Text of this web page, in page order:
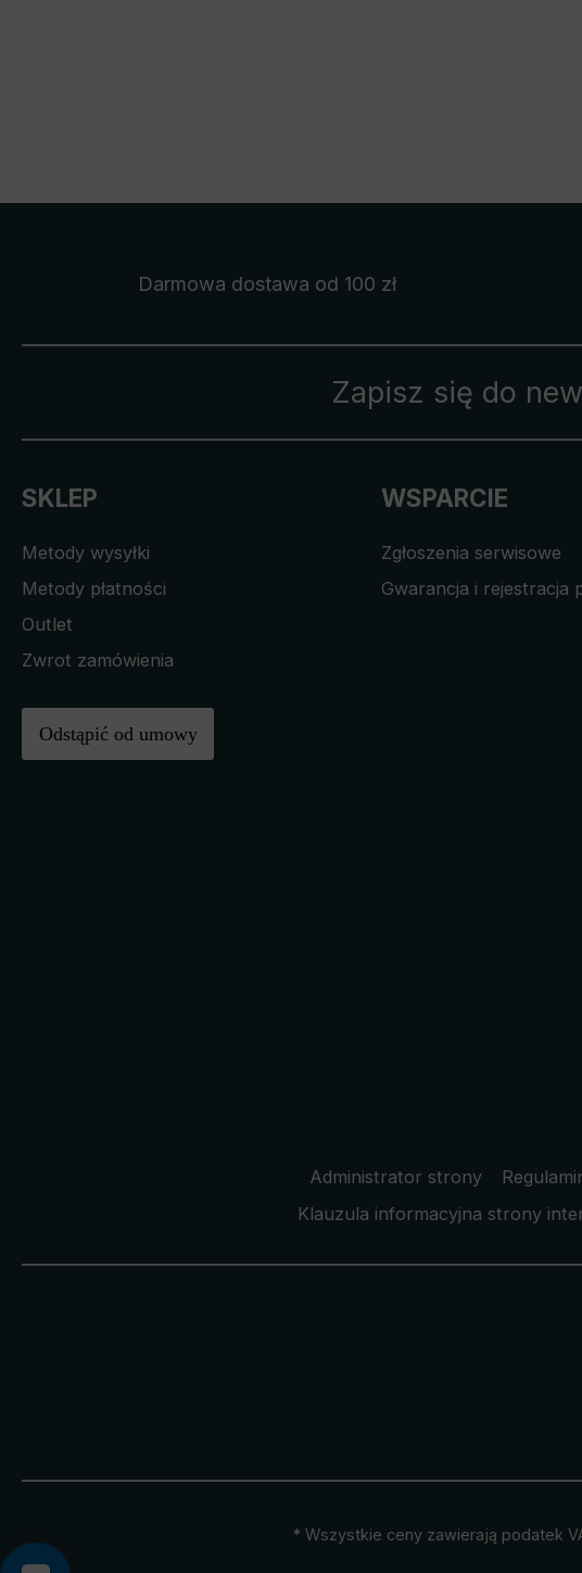
Darmowa dostawa od 100 zł
Zapisz się do
SKLEP
Metody wysyłki
Metody płatności
Outlet
Zwrot zamówienia
Odstąpić od umowy
WSPARCIE
Zgłoszenia serwisowe
Gwarancja i rejestracja
Administrator strony
Klauzula informacyjna strony
* Wszystkie ceny zawierają podatek